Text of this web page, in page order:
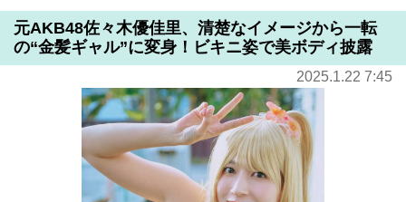
元AKB48佐々木優佳里、清楚なイメージから一転
の“金髪ギャル”に変身！ビキニ姿で美ボディ披露
2025.1.22 7:45